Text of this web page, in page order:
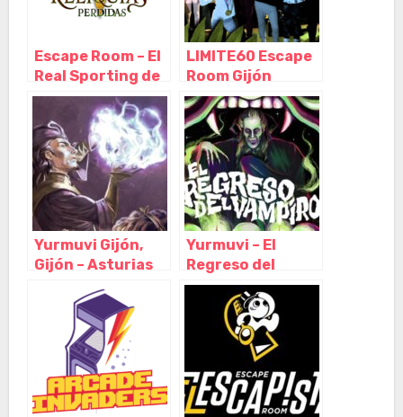
Escape Room – El
Real Sporting de
Gijón y Las
Reliquias
Perdidas, Gijón –
Asturias
LIMITE60 Escape
Room Gijón
(Local 2), Gijón –
Asturias
Yurmuvi Gijón,
Gijón – Asturias
Yurmuvi – El
Regreso del
Vampiro, Gijón –
Asturias